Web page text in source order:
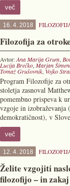
več
16. 4. 2018
Filozofija za
Avtor:Ana Marija Grum,
Lucija Brečko, Marjan
Tomaž Grušovnik, Vojko
Program Filozofije za
stoletja zasnoval
pomembno prispeva k
vzgoje in izobraževanja
demokratičnost), v
več
12. 4. 2018
Želite vzgojiti
filozofijo – in